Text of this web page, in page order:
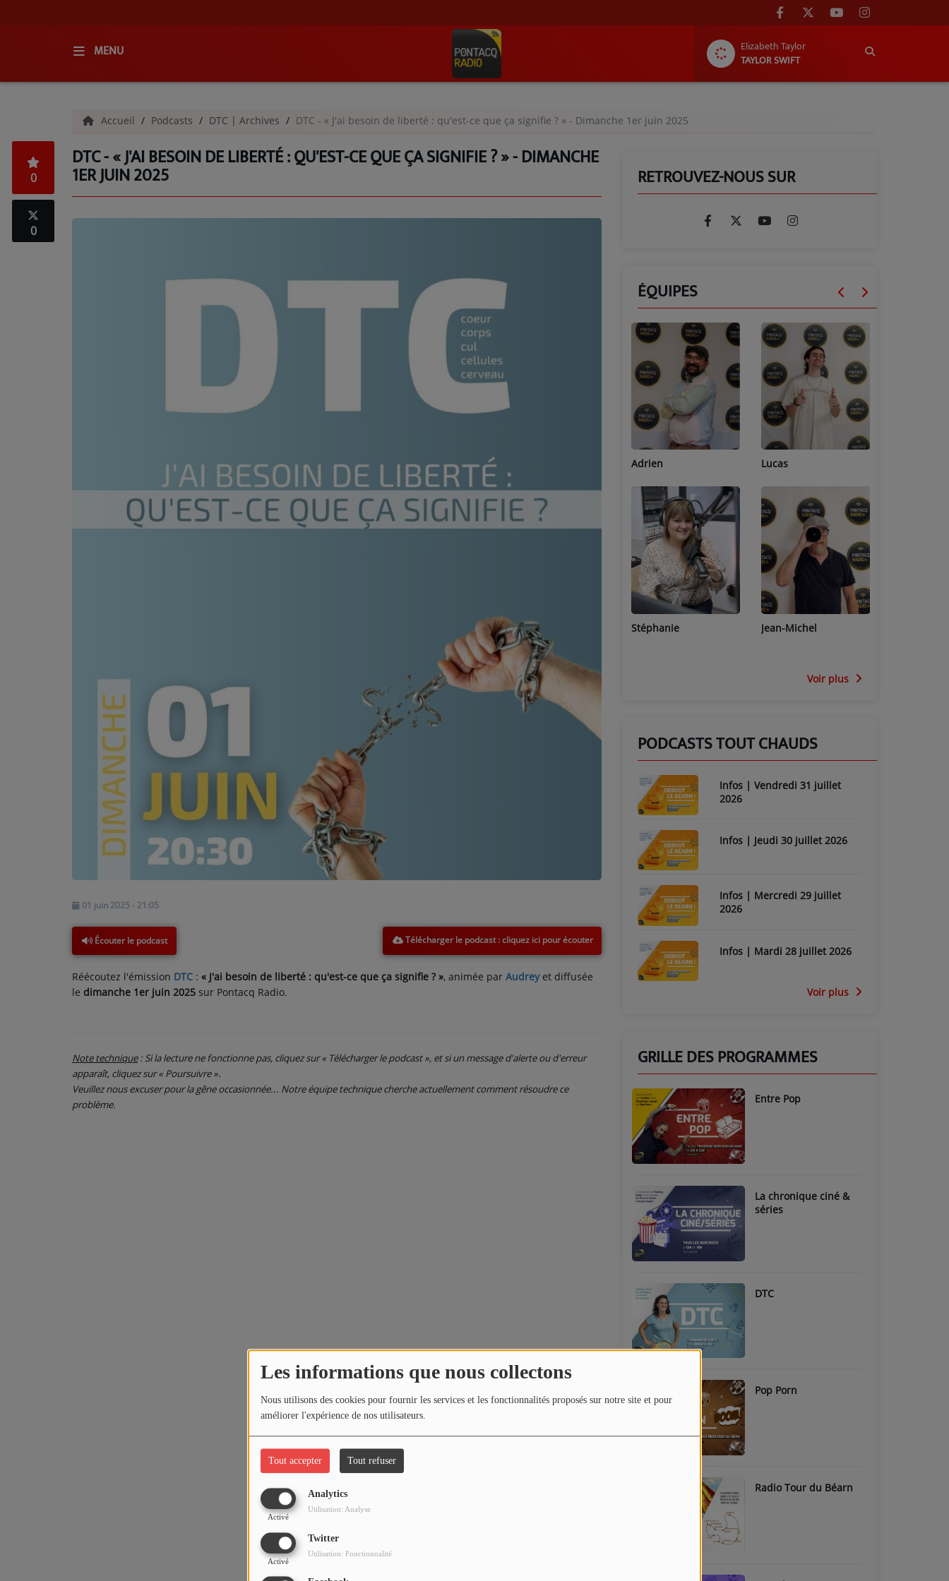
Les informations que nous collectons
Nous utilisons des cookies pour fournir les services et les fonctionnalités proposés sur notre site et pour
améliorer l'expérience de nos utilisateurs.
Tout accepter Tout refuser
Analytics
Activé
Utilisation: Analyse
Twitter
Activé
Utilisation: Fonctionnalité
MENU
Elizabeth Taylor
TAYLOR SWIFT
QUI SOMMES-NOUS ?
GRILLE DES PROGRAMMES
C'ÉTAIT QUOI CE TITRE ?
VOTRE PUBLICITÉ SUR PONTACQ RADIO
LOCATION DE STUDIOS
VENEZ DANS LE PUBLIC !
CRÉATIONS AUDIOVISUELLES
L'ŒIL DE L'OIE | PRÉSENTATION
VIDÉOS | L’ŒIL DE L'OIE
PARTENAIRES
Accueil Podcasts DTC | Archives DTC - « J'ai besoin de liberté : qu'est-ce que ça signifie ? » - Dimanche 1er juin 2025
DTC - « J'AI BESOIN DE LIBERTÉ : QU'EST-CE QUE ÇA SIGNIFIE ? » - DIMANCHE
1ER JUIN 2025
0
0
01 juin 2025 - 21:05
Écouter le podcast Télécharger le podcast
Réécoutez l'émission DTC : « J'ai besoin de liberté : qu'est-ce que ça signifie ? », animée par Audrey et diffusée
le dimanche 1er juin 2025 sur Pontacq Radio.
Note technique: Si la lecture ne fonctionne pas, cliquez sur « Télécharger le podcast », et si un message d'alerte ou d'erreur
apparaît, cliquez sur « Poursuivre ».
Veuillez nous excuser pour la gêne occasionnée... Notre équipe technique cherche actuellement comment résoudre ce
problème.
RETROUVEZ-NOUS SUR
ÉQUIPES
Émilie
Adrien
Stéphanie
Lucas
Jean-Michel
Voir plus
PODCASTS TOUT CHAUDS
Infos | Vendredi 31 juillet
2026
Infos | Jeudi 30 juillet 2026
Infos | Mercredi 29 juillet
2026
Infos | Mardi 28 juillet 2026
Voir plus
GRILLE DES PROGRAMMES
Entre Pop
La chronique ciné &
séries
DTC
Pop Porn
Radio Tour du Béarn